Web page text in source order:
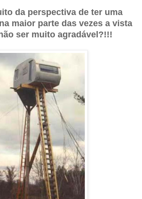
da perspectiva de ter uma
maior parte das vezes a vista
ser muito agradável?!!!